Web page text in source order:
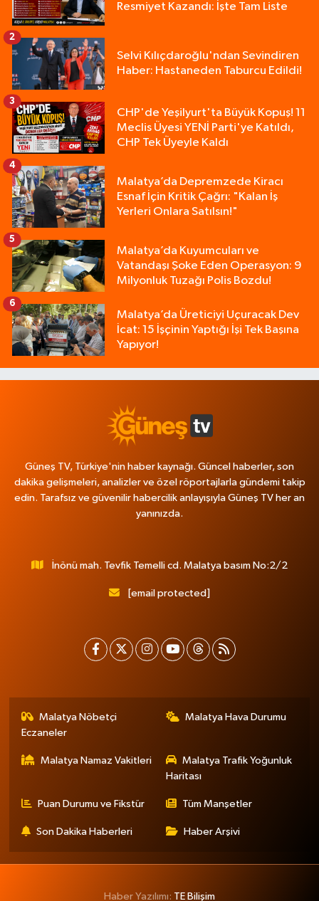
Resmiyet Kazandı: İşte Tam Liste
Selvi Kılıçdaroğlu'ndan Sevindiren
Haber: Hastaneden Taburcu Edildi!
2
CHP'de Yeşilyurt'ta Büyük Kopuş! 11
Meclis Üyesi YENİ Parti'ye Katıldı,
CHP Tek Üyeyle Kaldı
3
Malatya’da Depremzede Kiracı
Esnaf İçin Kritik Çağrı: "Kalan İş
Yerleri Onlara Satılsın!"
4
Malatya’da Kuyumcuları ve
Vatandaşı Şoke Eden Operasyon: 9
Milyonluk Tuzağı Polis Bozdu!
5
Malatya’da Üreticiyi Uçuracak Dev
İcat: 15 İşçinin Yaptığı İşi Tek Başına
Yapıyor!
6
Güneş TV, Türkiye'nin haber kaynağı. Güncel haberler, son
dakika gelişmeleri, analizler ve özel röportajlarla gündemi takip
edin. Tarafsız ve güvenilir habercilik anlayışıyla Güneş TV her an
yanınızda.
İnönü mah. Tevfik Temelli cd. Malatya basım No:2/2
[email protected]
Malatya Nöbetçi
Eczaneler
Malatya Hava Durumu
Malatya Namaz Vakitleri
Malatya Trafik Yoğunluk
Haritası
Puan Durumu ve Fikstür Tüm Manşetler
Son Dakika Haberleri Haber Arşivi
Haber Yazılımı: TE Bilişim